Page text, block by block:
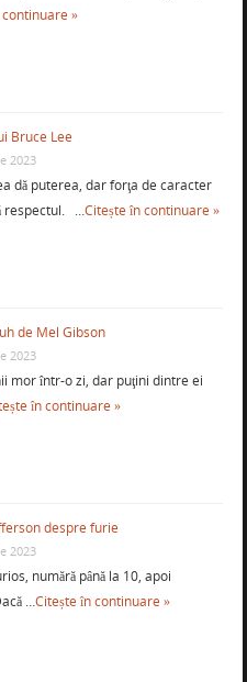
»
Bruce Lee
2023
dă puterea, dar forţa de caracter
respectul. …Citește în continuare »
de Mel Gibson
2023
mor într-o zi, dar puţini dintre ei
în continuare »
despre furie
2023
numără până la 10, apoi
…Citește în continuare »